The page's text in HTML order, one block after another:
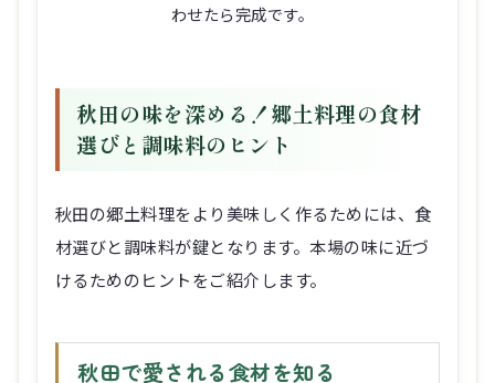
わせたら完成です。
秋田の味を深める！郷土料理の食材
選びと調味料のヒント
秋田の郷土料理をより美味しく作るためには、食
材選びと調味料が鍵となります。本場の味に近づ
けるためのヒントをご紹介します。
秋田で愛される食材を知る